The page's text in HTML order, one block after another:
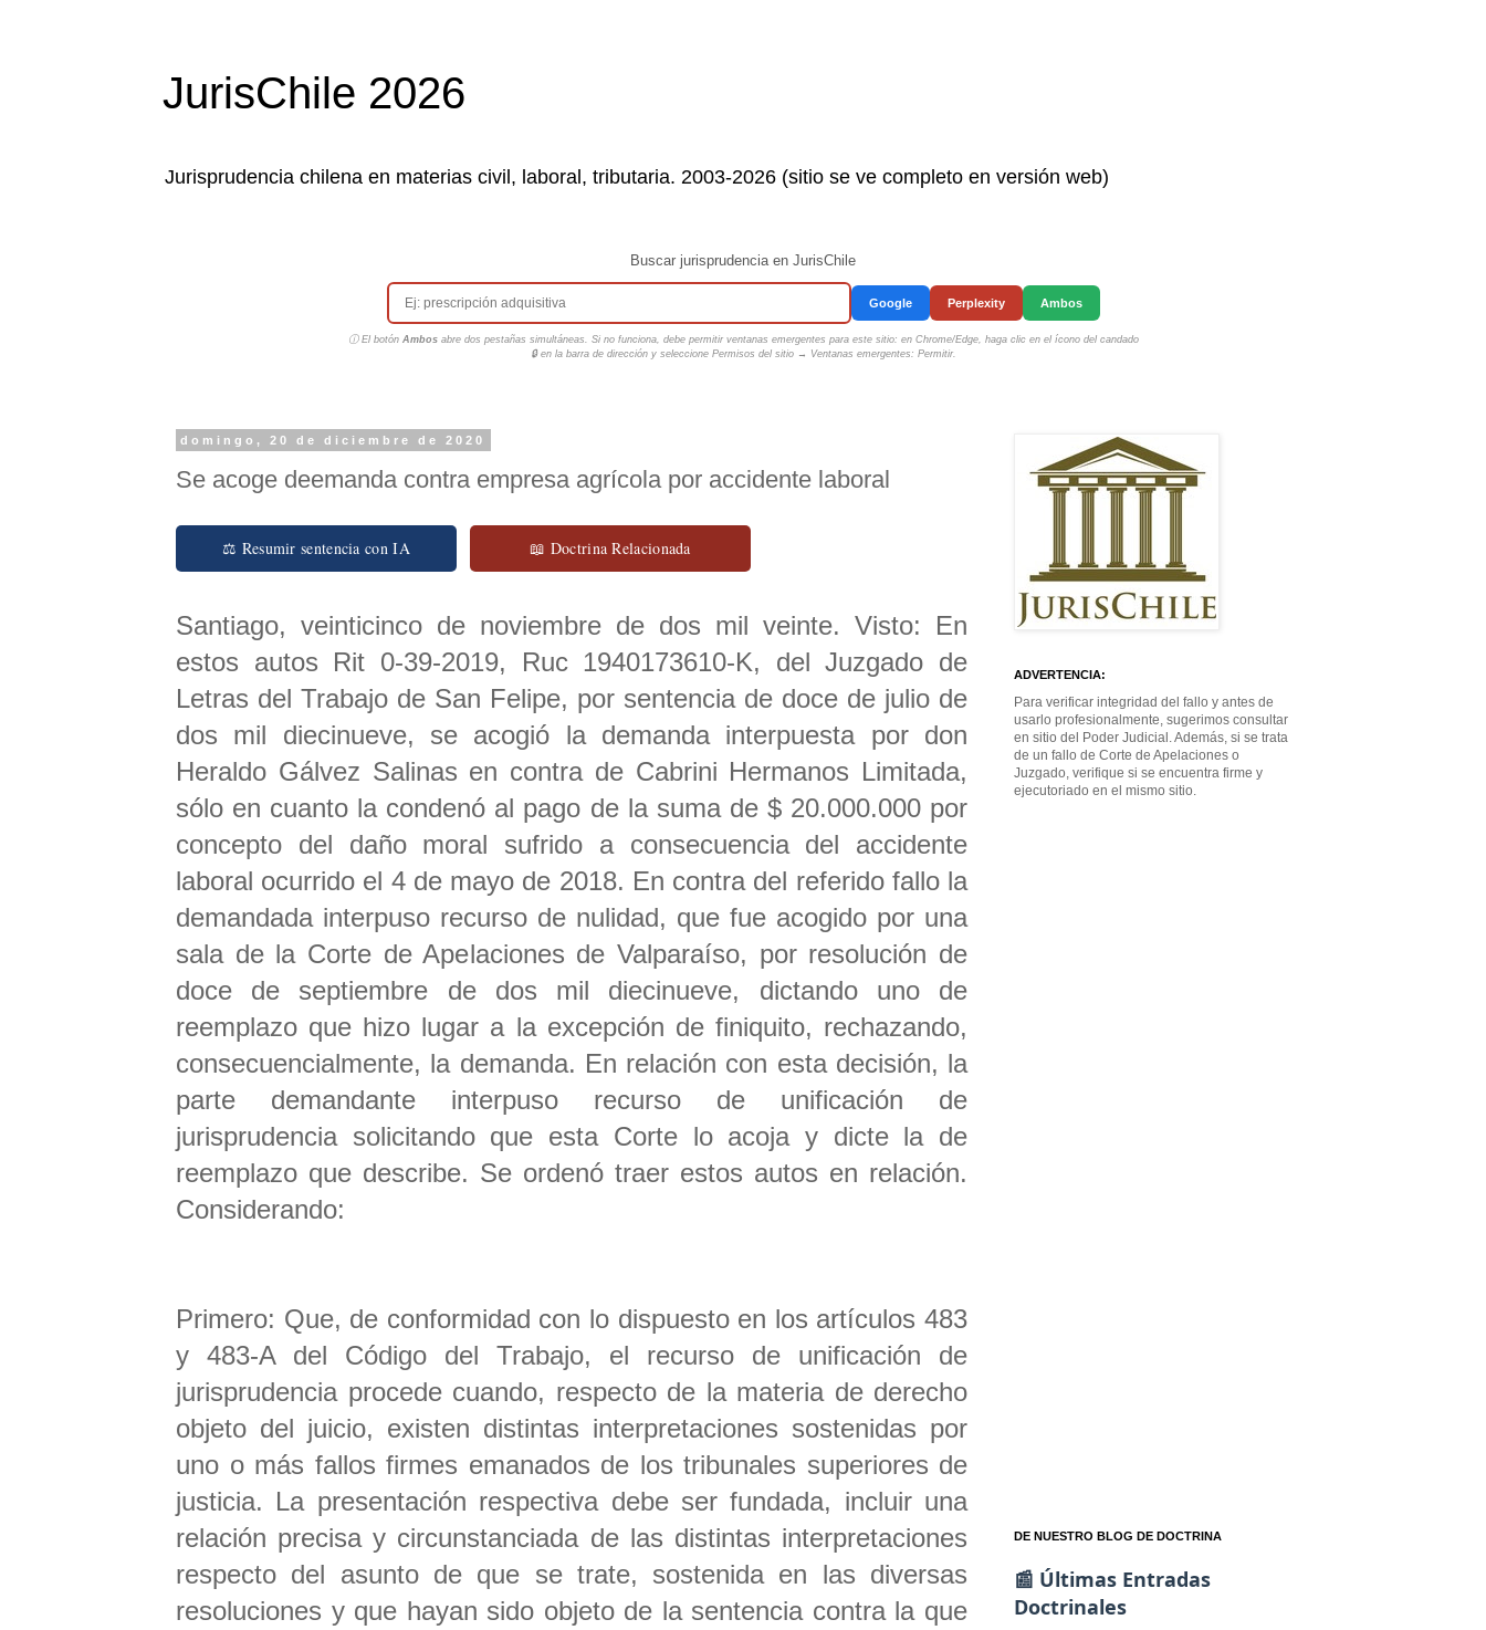
JurisChile 2026
Jurisprudencia chilena en materias civil, laboral, tributaria. 2003-2026 (sitio se ve completo en versión web)
Buscar jurisprudencia en JurisChile
Google Perplexity Ambos
ⓘ El botón Ambosabre dos pestañas simultáneas. Si no funciona, debe permitir ventanas emergentes para este sitio: en Chrome/Edge, haga clic en el ícono del candado
🔒 en la barra de dirección y seleccione Permisos del sitio → Ventanas emergentes: Permitir.
domingo, 20 de diciembre de 2020
Se acoge deemanda contra empresa agrícola por accidente laboral
⚖ Resumir sentencia con IA 📖 Doctrina Relacionada
Santiago, veinticinco de noviembre de dos mil veinte. Visto: En
estos autos Rit 0-39-2019, Ruc 1940173610-K, del Juzgado de
Letras del Trabajo de San Felipe, por sentencia de doce de julio de
dos mil diecinueve, se acogió la demanda interpuesta por don
Heraldo Gálvez Salinas en contra de Cabrini Hermanos Limitada,
sólo en cuanto la condenó al pago de la suma de $ 20.000.000 por
concepto del daño moral sufrido a consecuencia del accidente
laboral ocurrido el 4 de mayo de 2018. En contra del referido fallo la
demandada interpuso recurso de nulidad, que fue acogido por una
sala de la Corte de Apelaciones de Valparaíso, por resolución de
doce de septiembre de dos mil diecinueve, dictando uno de
reemplazo que hizo lugar a la excepción de finiquito, rechazando,
consecuencialmente, la demanda. En relación con esta decisión, la
parte demandante interpuso recurso de unificación de
jurisprudencia solicitando que esta Corte lo acoja y dicte la de
reemplazo que describe. Se ordenó traer estos autos en relación.
Considerando:
Primero: Que, de conformidad con lo dispuesto en los artículos 483
y 483-A del Código del Trabajo, el recurso de unificación de
jurisprudencia procede cuando, respecto de la materia de derecho
objeto del juicio, existen distintas interpretaciones sostenidas por
uno o más fallos firmes emanados de los tribunales superiores de
justicia. La presentación respectiva debe ser fundada, incluir una
relación precisa y circunstanciada de las distintas interpretaciones
respecto del asunto de que se trate, sostenida en las diversas
resoluciones y que hayan sido objeto de la sentencia contra la que
ADVERTENCIA:
Para verificar integridad del fallo y antes de
usarlo profesionalmente, sugerimos consultar
en sitio del Poder Judicial. Además, si se trata
de un fallo de Corte de Apelaciones o
Juzgado, verifique si se encuentra firme y
ejecutoriado en el mismo sitio.
DE NUESTRO BLOG DE DOCTRINA
📰 Últimas Entradas
Doctrinales